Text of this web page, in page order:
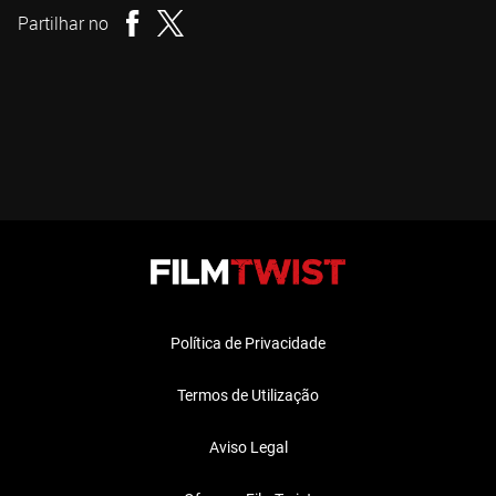
Partilhar no
Política de Privacidade
Termos de Utilização
Aviso Legal